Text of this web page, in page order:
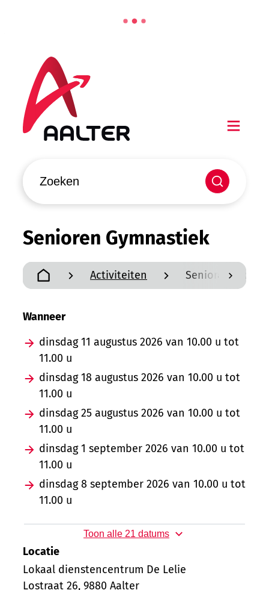
Aalter
Zoeken
Senioren Gymnastiek
scroll
Startpagina
Activiteiten Senioren
Wanneer
dinsdag 11 augustus 2026 van 10.00 u tot
11.00 u
dinsdag 18 augustus 2026 van 10.00 u tot
11.00 u
dinsdag 25 augustus 2026 van 10.00 u tot
11.00 u
dinsdag 1 september 2026 van 10.00 u tot
11.00 u
dinsdag 8 september 2026 van 10.00 u tot
11.00 u
Toon alle 21 datums
Locatie
Lokaal dienstencentrum De Lelie
Lostraat 26 9880 Aalter